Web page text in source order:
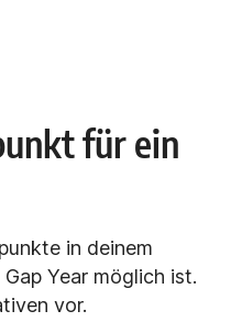
für ein
in deinem
Year möglich ist.
vor.